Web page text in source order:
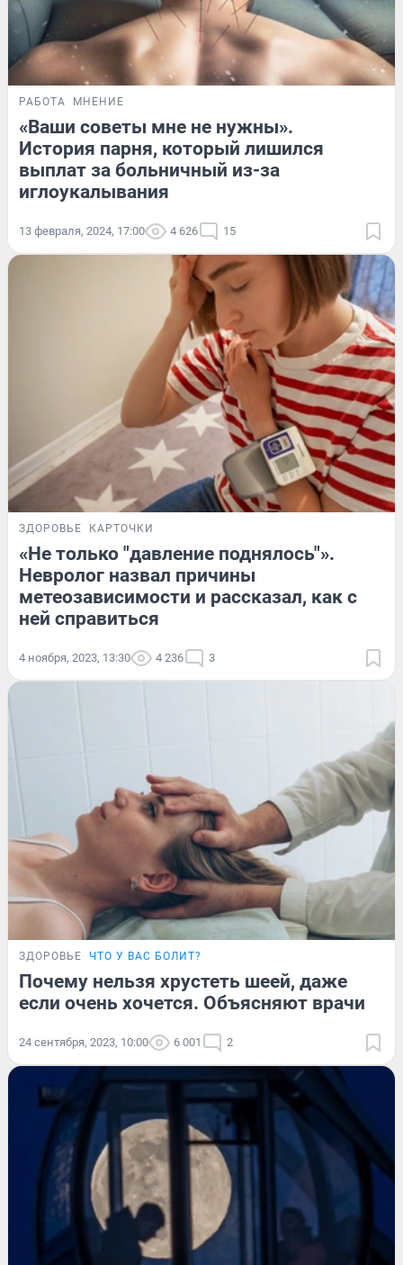
РАБОТА МНЕНИЕ
«Ваши советы мне не нужны».
История парня, который лишился
выплат за больничный из-за
иглоукалывания
13 февраля, 2024, 17:00 4 626 15
ЗДОРОВЬЕ КАРТОЧКИ
«Не только "давление поднялось"».
Невролог назвал причины
метеозависимости и рассказал, как с
ней справиться
4 ноября, 2023, 13:30 4 236 3
ЗДОРОВЬЕ ЧТО У ВАС БОЛИТ?
Почему нельзя хрустеть шеей, даже
если очень хочется. Объясняют врачи
24 сентября, 2023, 10:00 6 001 2